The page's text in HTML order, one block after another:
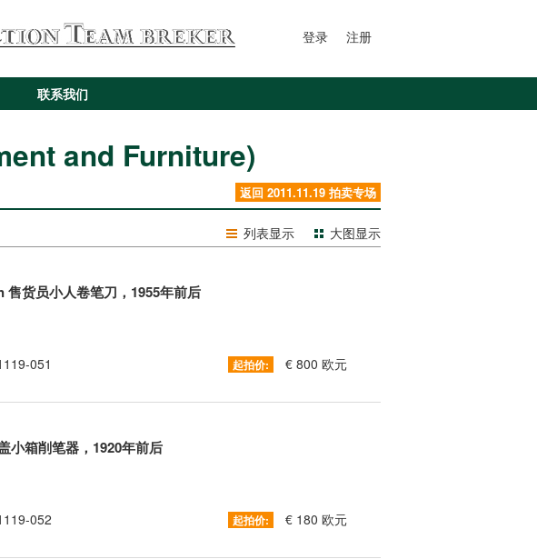
登录 注册
联系我们
and Furniture)
返回 2011.11.19 拍卖专场
列表显示 大图显示
售货员小人卷笔刀，1955年前后
051 起拍价: € 800 欧元
小箱削笔器，1920年前后
052 起拍价: € 180 欧元